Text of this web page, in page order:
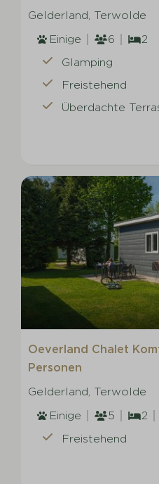
Gelderland, Terwolde
Einige
6
2
Glamping
Freistehend
Überdachte
Oeverland Chalet
Personen
Gelderland, Terwolde
Einige
5 2
Freistehend